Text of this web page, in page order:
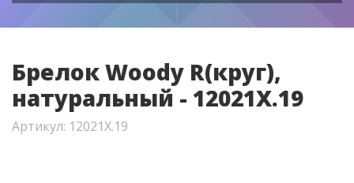
Брелок Woody R(круг),
натуральный - 12021X.19
Артикул: 12021X.19